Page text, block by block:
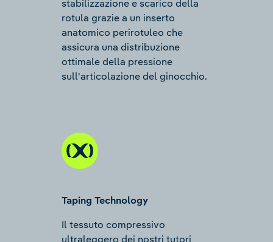
stabilizzazione e scarico della
rotula grazie a un inserto
anatomico perirotuleo che
assicura una distribuzione
ottimale della pressione
sull'articolazione del ginocchio.
Taping Technology
Il tessuto compressivo
ultraleggero dei nostri tutori